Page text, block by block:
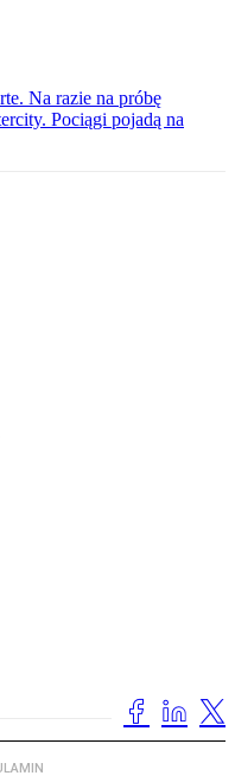
Na razie na próbę
Pociągi pojadą na